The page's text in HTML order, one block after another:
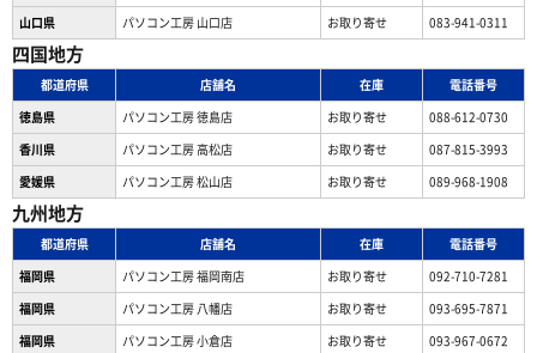
山口県
パソコン工房 山口店 お取り寄せ 083-941-0311
四国地方
都道府県 店舗名 在庫
電話番号
徳島県
パソコン工房 徳島店 お取り寄せ
088-612-0730
香川県
パソコン工房 高松店 お取り寄せ
087-815-3993
愛媛県
パソコン工房 松山店 お取り寄せ 089-968-1908
九州地方
都道府県 店舗名 在庫
電話番号
福岡県
パソコン工房 福岡南店 お取り寄せ
092-710-7281
福岡県
パソコン工房 八幡店 お取り寄せ
093-695-7871
福岡県
パソコン工房 小倉店 お取り寄せ
093-967-0672